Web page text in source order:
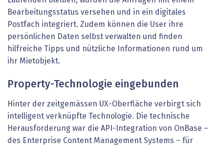
Bearbeitungsstatus versehen und in ein digitales
Postfach integriert. Zudem können die User ihre
persönlichen Daten selbst verwalten und finden
hilfreiche Tipps und nützliche Informationen rund um
ihr Mietobjekt.
Property-Technologie eingebunden
Hinter der zeitgemässen UX-Oberfläche verbirgt sich
intelligent verknüpfte Technologie. Die technische
Herausforderung war die API-Integration von OnBase –
des Enterprise Content Management Systems – für